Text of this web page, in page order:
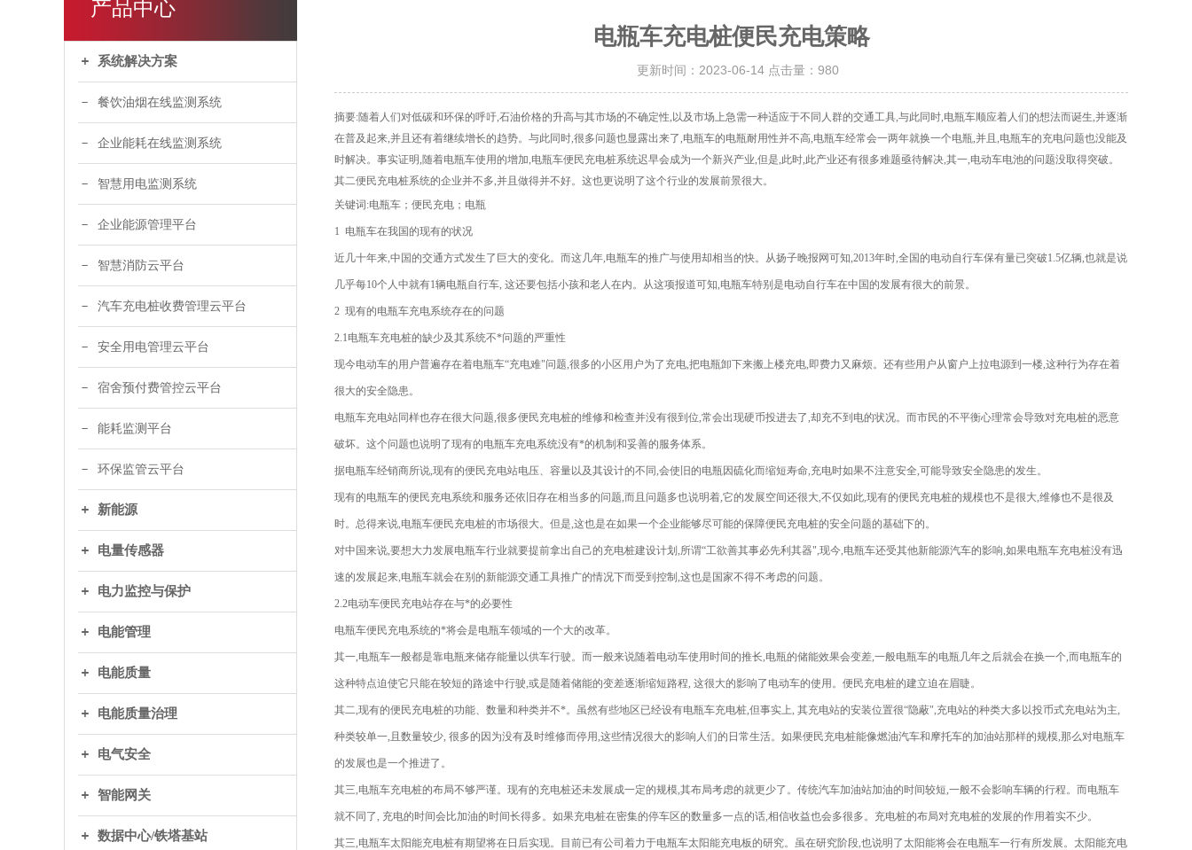
产品中心
系统解决方案
餐饮油烟在线监测系统
企业能耗在线监测系统
智慧用电监测系统
企业能源管理平台
智慧消防云平台
汽车充电桩收费管理云平台
安全用电管理云平台
宿舍预付费管控云平台
能耗监测平台
环保监管云平台
新能源
电量传感器
电力监控与保护
电能管理
电能质量
电能质量治理
电气安全
智能网关
数据中心/铁塔基站
电瓶车充电桩便民充电策略
更新时间：2023-06-14 点击量： 980
摘要:随着人们对低碳和环保的呼吁,石油价格的升高与其市场的不确定性,以及市场上急需一种适应于不同人群的交通工具,与此同时,电瓶车顺应着人们的想法而诞生,并逐渐
在普及起来,并且还有着继续增长的趋势。与此同时,很多问题也显露出来了,电瓶车的电瓶耐用性并不高,电瓶车经常会一两年就换一个电瓶,并且,电瓶车的充电问题也没能及
时解决。事实证明,随着电瓶车使用的增加,电瓶车便民充电桩系统迟早会成为一个新兴产业,但是,此时,此产业还有很多难题亟待解决,其一,电动车电池的问题没取得突破。
其二便民充电桩系统的企业并不多,并且做得并不好。这也更说明了这个行业的发展前景很大。
关键词:电瓶车；便民充电；电瓶
1 电瓶车在我国的现有的状况
近几十年来,中国的交通方式发生了巨大的变化。而这几年,电瓶车的推广与使用却相当的快。从扬子晚报网可知,2013年时,全国的电动自行车保有量已突破1.5亿辆,也就是说
几乎每10个人中就有1辆电瓶自行车, 这还要包括小孩和老人在内。从这项报道可知,电瓶车特别是电动自行车在中国的发展有很大的前景。
2 现有的电瓶车充电系统存在的问题
2.1电瓶车充电桩的缺少及其系统不*问题的严重性
现今电动车的用户普遍存在着电瓶车“充电难"问题,很多的小区用户为了充电,把电瓶卸下来搬上楼充电,即费力又麻烦。还有些用户从窗户上拉电源到一楼,这种行为存在着
很大的安全隐患。
电瓶车充电站同样也存在很大问题,很多便民充电桩的维修和检查并没有很到位,常会出现硬币投进去了,却充不到电的状况。而市民的不平衡心理常会导致对充电桩的恶意
破坏。这个问题也说明了现有的电瓶车充电系统没有*的机制和妥善的服务体系。
据电瓶车经销商所说,现有的便民充电站电压、容量以及其设计的不同,会使旧的电瓶因硫化而缩短寿命,充电时如果不注意安全,可能导致安全隐患的发生。
现有的电瓶车的便民充电系统和服务还依旧存在相当多的问题,而且问题多也说明着,它的发展空间还很大,不仅如此,现有的便民充电桩的规模也不是很大,维修也不是很及
时。总得来说,电瓶车便民充电桩的市场很大。但是,这也是在如果一个企业能够尽可能的保障便民充电桩的安全问题的基础下的。
对中国来说,要想大力发展电瓶车行业就要提前拿出自己的充电桩建设计划,所谓“工欲善其事必先利其器",现今,电瓶车还受其他新能源汽车的影响,如果电瓶车充电桩没有迅
速的发展起来,电瓶车就会在别的新能源交通工具推广的情况下而受到控制,这也是国家不得不考虑的问题。
2.2电动车便民充电站存在与*的必要性
电瓶车便民充电系统的*将会是电瓶车领域的一个大的改革。
其一,电瓶车一般都是靠电瓶来储存能量以供车行驶。而一般来说随着电动车使用时间的推长,电瓶的储能效果会变差,一般电瓶车的电瓶几年之后就会在换一个,而电瓶车的
这种特点迫使它只能在较短的路途中行驶,或是随着储能的变差逐渐缩短路程, 这很大的影响了电动车的使用。便民充电桩的建立迫在眉睫。
其二,现有的便民充电桩的功能、数量和种类并不*。虽然有些地区已经设有电瓶车充电桩,但事实上, 其充电站的安装位置很“隐蔽",充电站的种类大多以投币式充电站为主,
种类较单一,且数量较少, 很多的因为没有及时维修而停用,这些情况很大的影响人们的日常生活。如果便民充电桩能像燃油汽车和摩托车的加油站那样的规模,那么对电瓶车
的发展也是一个推进了。
其三,电瓶车充电桩的布局不够严谨。现有的充电桩还未发展成一定的规模,其布局考虑的就更少了。传统汽车加油站加油的时间较短,一般不会影响车辆的行程。而电瓶车
就不同了, 充电的时间会比加油的时间长得多。如果充电桩在密集的停车区的数量多一点的话,相信收益也会多很多。充电桩的布局对充电桩的发展的作用着实不少。
其三,电瓶车太阳能充电桩有期望将在日后实现。目前已有公司着力于电瓶车太阳能充电板的研究。虽在研究阶段,也说明了太阳能将会在电瓶车一行有所发展。太阳能充电